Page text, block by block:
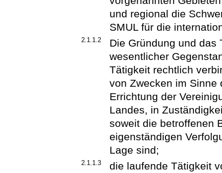
und regional die
SMUL für die
2.1.1.2
Die Gründung und das
wesentlicher
Tätigkeit rechtlich
von Zwecken im Sinne
Errichtung der
Landes, in
soweit die betroffenen
eigenständigen
Lage sind;
2.1.1.3
die laufende Tätigkeit